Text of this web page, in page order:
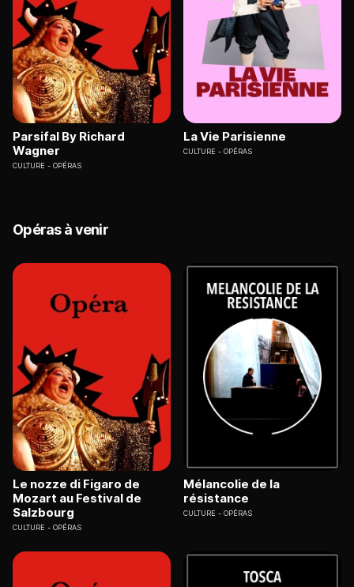
Parsifal By Richard
Wagner
CULTURE OPÉRAS
La Vie Parisienne
CULTURE OPÉRAS
Opéras à venir
Le nozze di Figaro de
Mozart au Festival de
Salzbourg
CULTURE OPÉRAS
Mélancolie de la
résistance
CULTURE OPÉRAS